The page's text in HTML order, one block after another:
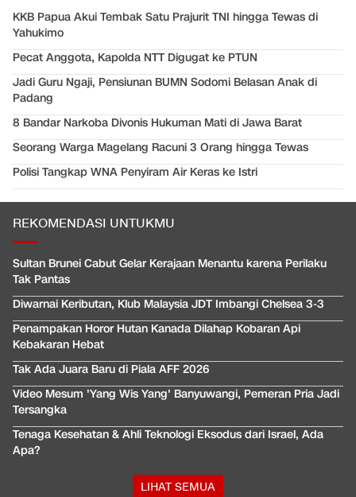
KKB Papua Akui Tembak Satu Prajurit TNI hingga Tewas di
Yahukimo
Pecat Anggota, Kapolda NTT Digugat ke PTUN
Jadi Guru Ngaji, Pensiunan BUMN Sodomi Belasan Anak di
Padang
8 Bandar Narkoba Divonis Hukuman Mati di Jawa Barat
Seorang Warga Magelang Racuni 3 Orang hingga Tewas
Polisi Tangkap WNA Penyiram Air Keras ke Istri
REKOMENDASI UNTUKMU
Sultan Brunei Cabut Gelar Kerajaan Menantu karena Perilaku
Tak Pantas
Diwarnai Keributan, Klub Malaysia JDT Imbangi Chelsea 3-3
Penampakan Horor Hutan Kanada Dilahap Kobaran Api
Kebakaran Hebat
Tak Ada Juara Baru di Piala AFF 2026
Video Mesum 'Yang Wis Yang' Banyuwangi, Pemeran Pria Jadi
Tersangka
Tenaga Kesehatan & Ahli Teknologi Eksodus dari Israel, Ada
Apa?
LIHAT SEMUA